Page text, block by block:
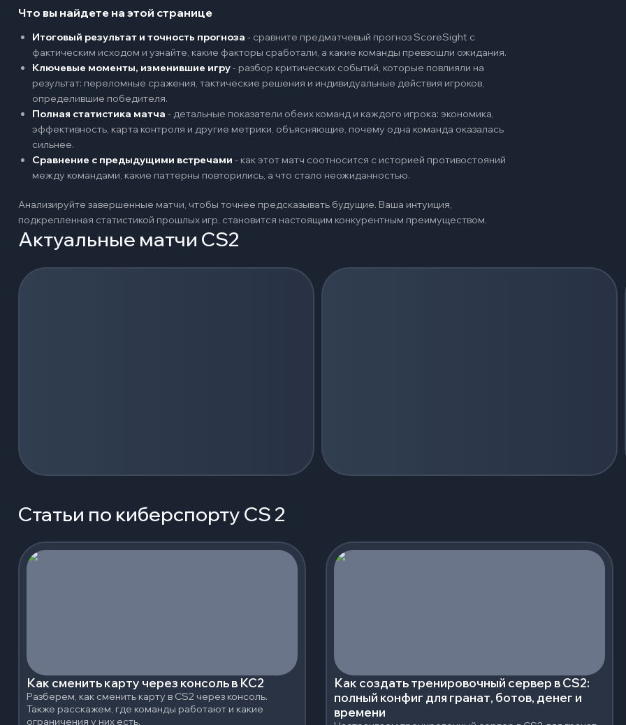
Что вы найдете на этой странице
Итоговый результат и точность прогноза - сравните предматчевый прогноз ScoreSight с
фактическим исходом и узнайте, какие факторы сработали, а какие команды превзошли ожидания.
Ключевые моменты, изменившие игру- разбор критических событий, которые повлияли на
результат: переломные сражения, тактические решения и индивидуальные действия игроков,
определившие победителя.
Полная статистика матча - детальные показатели обеих команд и каждого игрока: экономика,
эффективность, карта контроля и другие метрики, объясняющие, почему одна команда оказалась
сильнее.
Сравнение с предыдущими встречами - как этот матч соотносится с историей противостояний
между командами, какие паттерны повторились, а что стало неожиданностью.
Анализируйте завершенные матчи, чтобы точнее предсказывать будущие. Ваша интуиция,
подкрепленная статистикой прошлых игр, становится настоящим конкурентным преимуществом.
Актуальные матчи CS2
Загрузка событий...
Статьи по киберспорту CS 2
Как сменить карту через консоль в КС2
Разберем, как сменить карту в CS2 через консоль.
Также расскажем, где команды работают и какие
ограничения у них есть.
Как создать тренировочный сервер в CS2:
полный конфиг для гранат, ботов, денег и
времени